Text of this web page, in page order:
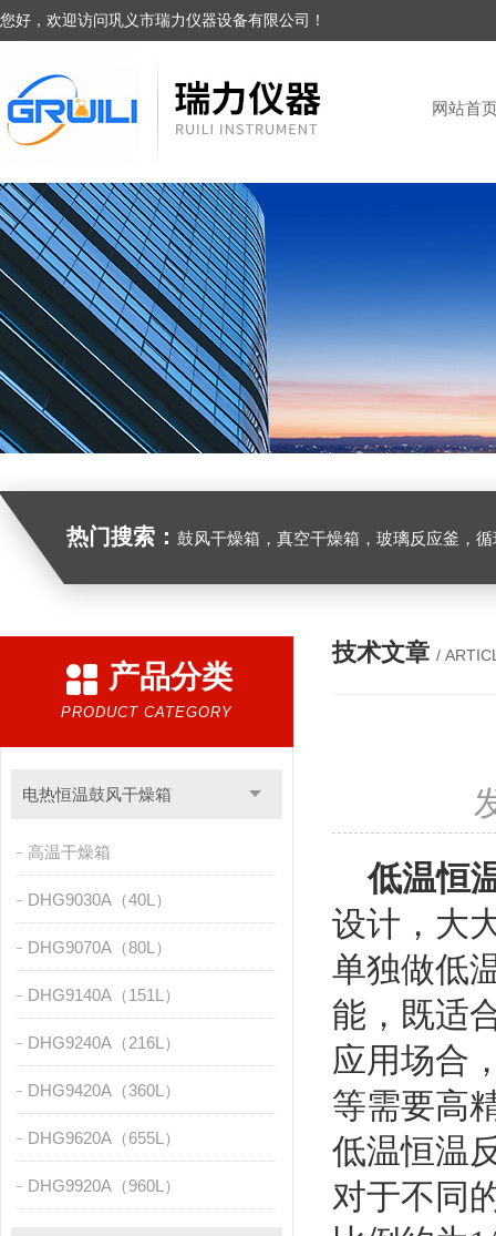
您好，欢迎访问巩义市瑞力仪器设备有限公司！
网站首
热门搜索： 鼓风干燥箱，真空干燥箱，玻璃反应釜，循环水真空泵
产品分类
PRODUCT CATEGORY
电热恒温鼓风干燥箱
高温干燥箱
DHG9030A（40L）
DHG9070A（80L）
DHG9140A（151L）
DHG9240A（216L）
DHG9420A（360L）
DHG9620A（655L）
DHG9920A（960L）
技术文章 /
低温恒
设计，大
单独做低
能，既适
应用场合
等需要高
低温恒温
对于不同